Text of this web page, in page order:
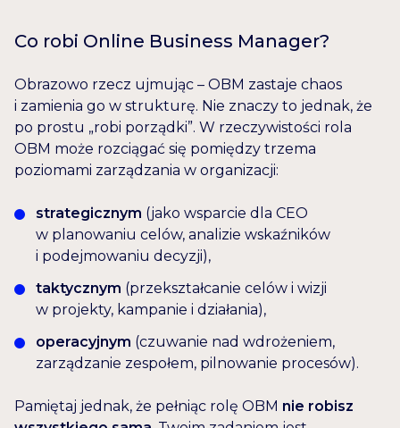
Co robi Online Business Manager?
Obrazowo rzecz ujmując – OBM zastaje chaos
i zamienia go w strukturę. Nie znaczy to jednak, że
po prostu „robi porządki”. W rzeczywistości rola
OBM może rozciągać się pomiędzy trzema
poziomami zarządzania w organizacji:
strategicznym (jako wsparcie dla CEO
w planowaniu celów, analizie wskaźników
i podejmowaniu decyzji),
taktycznym (przekształcanie celów i wizji
w projekty, kampanie i działania),
operacyjnym (czuwanie nad wdrożeniem,
zarządzanie zespołem, pilnowanie procesów).
Pamiętaj jednak, że pełniąc rolę OBM nie robisz